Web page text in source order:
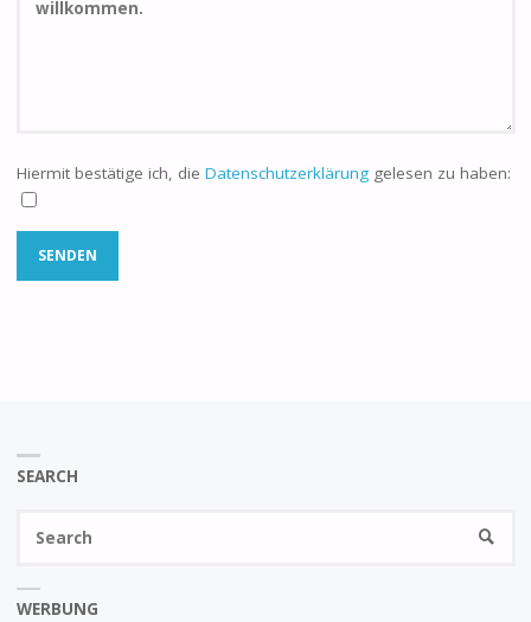
Hiermit bestätige ich, die Datenschutzerklärunggelesen zu haben:
SEARCH
WERBUNG